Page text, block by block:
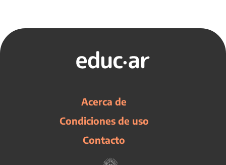
Acerca de
Condiciones de uso
Contacto